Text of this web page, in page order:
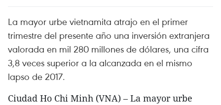
La mayor urbe vietnamita atrajo en el primer
trimestre del presente año una inversión extranjera
valorada en mil 280 millones de dólares, una cifra
3,8 veces superior a la alcanzada en el mismo
lapso de 2017.
Ciudad Ho Chi Minh (VNA) – La mayor urbe